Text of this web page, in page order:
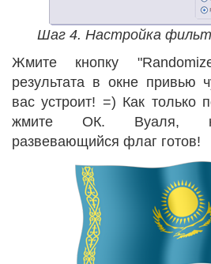
Шаг 4. Настройка
Жмите кнопку
результата в окне привью
вас устроит! =) Как только
жмите ОК. Вуаля,
развевающийся флаг готов!